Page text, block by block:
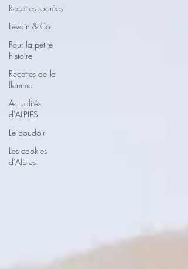
Recettes sucrées
Levain & Co
Pour la petite
histoire
Recettes de la
flemme
Actualités
d'ALPIES
Le boudoir
Les cookies
d'Alpies